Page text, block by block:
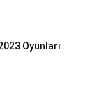
Oyunları